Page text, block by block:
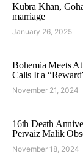
Kubra Khan,
marriage
January 26, 2025
Bohemia Meets
Calls It a
November 21, 2024
16th Death
Pervaiz Malik
November 18, 2024